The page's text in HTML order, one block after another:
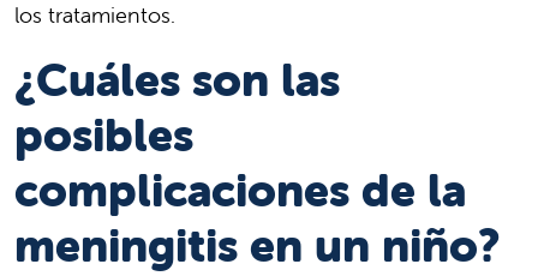
los tratamientos.
¿Cuáles son las
posibles
complicaciones de la
meningitis en un niño?